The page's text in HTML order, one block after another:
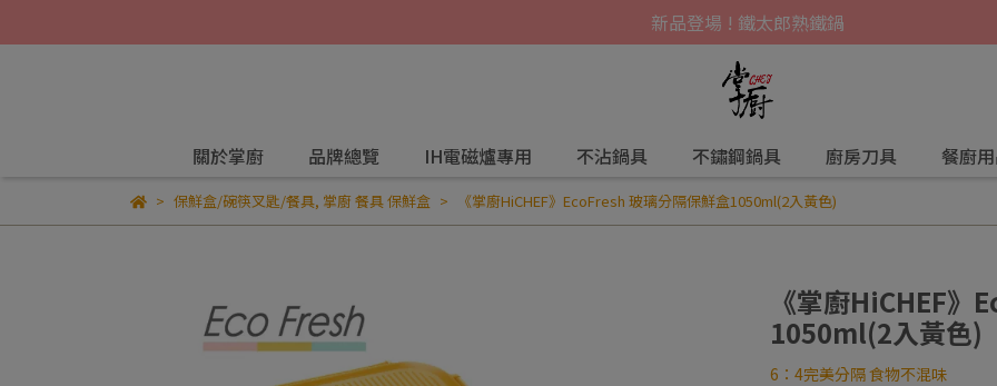
新品登場 ! 鐵太郎熟鐵鍋
關於掌廚 品牌總覽 IH電磁爐專用 不沾鍋具 不鏽鋼鍋具 廚房刀具 餐廚
保鮮盒/碗筷叉匙/餐具, 掌廚 餐具 保鮮盒 《掌廚HiCHEF》EcoFresh 玻璃分隔保鮮盒1050ml(2入黃色)
《掌廚HiCHEF》
1050ml(2入黃色)
6：4完美分隔 食物不混味